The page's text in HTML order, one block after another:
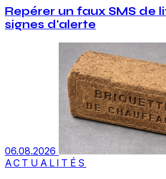
Repérer un faux SMS de
signes d'alerte
06.08.2026
ACTUALITÉS